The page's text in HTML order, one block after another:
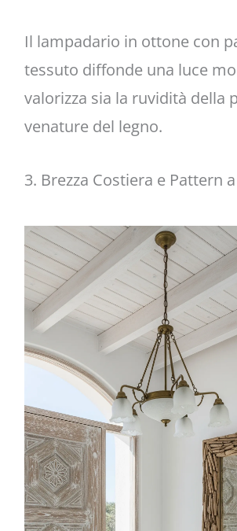
Il lampadario in ottone con
tessuto diffonde una luce
valorizza sia la ruvidità della
venature del legno.
3. Brezza Costiera e Pattern